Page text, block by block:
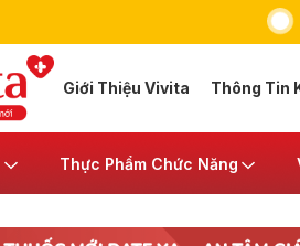
Giới Thiệu Vivita Thông Tin
Thực Phẩm Chức Năng